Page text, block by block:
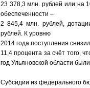
23 378,3 млн. рублей или на
обеспеченности –
2 845,4 млн. рублей,
рублей. К уровню
2014 года поступления
11,4 процента за счёт того,
год Ульяновской области
Субсидии из федерального